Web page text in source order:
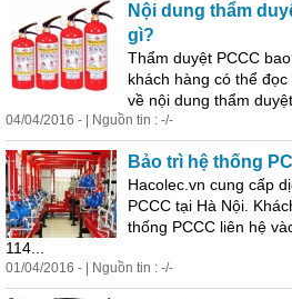
Nội dung thẩm
gì?
Thẩm duyệt PCCC
khách hàng có thể
về nội dung thẩm duyệt
04/04/2016 - | Nguồn tin : -/-
Bảo trì hệ thống
Hacolec.vn cung cấp
PCCC tại Hà Nội.
thống PCCC liên hệ
114...
01/04/2016 - | Nguồn tin : -/-